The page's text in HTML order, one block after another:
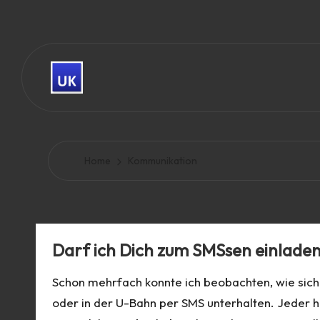
K
a
u
Darf ich Dich zum SMSsen
Schon mehrfach konnte ich beobachten, wie
oder in der U-Bahn per SMS unterhalten.